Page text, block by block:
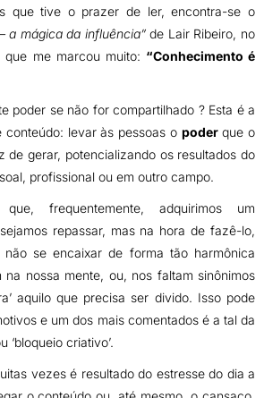
que tive o prazer de ler, encontra-se o
a mágica da influência”de Lair Ribeiro, no
me marcou muito: “Conhecimento é
poder se não for compartilhado ? Esta é a
levar às pessoas o poderque o
de gerar, potencializando os resultados do
profissional ou em outro campo.
frequentemente, adquirimos um
repassar, mas na hora de fazê-lo,
se encaixar de forma tão harmônica
na nossa mente, ou, nos faltam sinônimos
aquilo que precisa ser divido. Isso pode
e um dos mais comentados é a tal da
‘bloqueio criativo’.
vezes é resultado do estresse do dia a